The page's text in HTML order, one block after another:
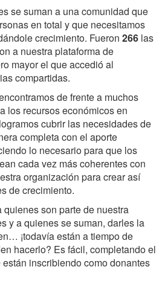
se suman a una comunidad que
en total y que necesitamos
crecimiento. Fueron 266 las
a nuestra plataforma de
mayor el que accedió al
compartidas.
de frente a muchos
los recursos económicos en
cubrir las necesidades de
completa con el aporte
lo necesario para que los
cada vez más coherentes con
organización para crear así
de crecimiento.
son parte de nuestra
y a quienes se suman, darles la
¡todavía están a tiempo de
hacerlo? Es fácil, completando el
inscribiendo como donantes